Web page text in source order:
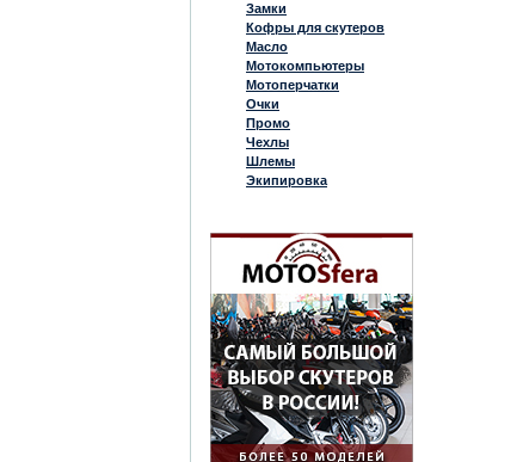
Замки
Кофры для скутеров
Масло
Мотокомпьютеры
Мотоперчатки
Очки
Промо
Чехлы
Шлемы
Экипировка